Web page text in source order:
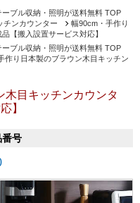
ブル収納・照明が送料無料 TOP
チンカウンター
幅90cm・手作り
【搬入設置サービス対応】
ブル収納・照明が送料無料 TOP
作り日本製のブラウン木目キッチン
木目キッチンカウンタ
】
番号